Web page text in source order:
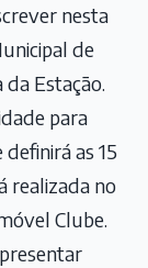
nesta
de
Estação.
para
as 15
realizada no
Clube.